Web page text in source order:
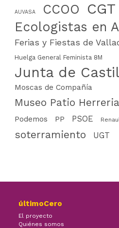
AUVASA CCOO CGT
Ecologistas en
Ferias y Fiestas de
Huelga General Feminista 8M
Junta de
Moscas de Compañía
Museo Patio
Podemos
PP PSOE
soterramiento UGT
últimoCero
El proyecto
Quiénes somos